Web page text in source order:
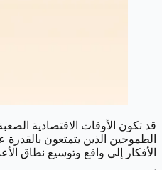
قد تكون الأوقات الاقتصادية
الطموحين الذين يتمتعون
الأفكار إلى واقع وتوسيع نطاق